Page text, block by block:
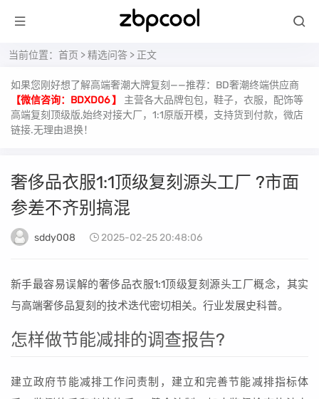
当前位置： 首页 >精选问答 > 正文
如果您刚好想了解高端奢潮大牌复刻——推荐：BD奢潮终端供应商
【微信咨询：BDXD06 】
主营各大品牌包包，鞋子，衣服，配饰等
高端复刻顶级版,始终对接大厂，1:1原版开模，支持货到付款，微店
链接.无理由退换！
奢侈品衣服1:1顶级复刻源头工厂 ?市面
参差不齐别搞混
sddy008 2025-02-25 20:48:06
新手最容易误解的奢侈品衣服1:1顶级复刻源头工厂概念，其实
与高端奢侈品复刻的技术迭代密切相关。行业发展史科普。
怎样做节能减排的调查报告?
建立政府节能减排工作问责制，建立和完善节能减排指标体